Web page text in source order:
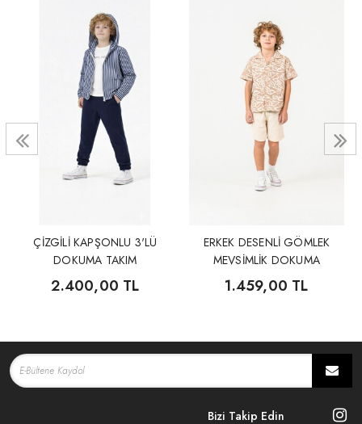
ÇİZGİLİ KAPŞONLU 3'LÜ
DOKUMA TAKIM
2.400,00 TL
ERKEK DESENLİ GÖMLEK
MEVSİMLİK DOKUMA
ŞORTLU TAKIM
1.459,00 TL
Bizi Takip Edin